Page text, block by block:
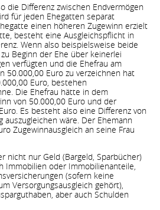
die Differenz zwischen Endvermögen
für jeden Ehegatten separat
einen höheren Zugewinn erzielt
besteht eine Ausgleichspflicht in
Wenn also beispielsweise beide
Beginn der Ehe über keinerlei
verfügten und die Ehefrau am
50.000,00 Euro zu verzeichnen hat
Euro, bestehen
Die Ehefrau hätte in dem
von 50.000,00 Euro und der
Es besteht also eine Differenz von
auszugleichen wäre. Der Ehemann
Zugewinnausgleich an seine Frau
nicht nur Geld (Bargeld, Sparbücher)
Immobilien oder Immobilienanteile,
(sofern keine
Versorgungsausgleich gehört),
aber auch Schulden